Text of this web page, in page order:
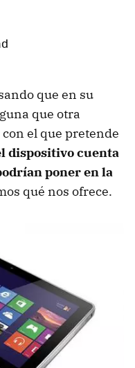
que en su
que otra
el que pretende
dispositivo cuenta
poner en la
qué nos ofrece.